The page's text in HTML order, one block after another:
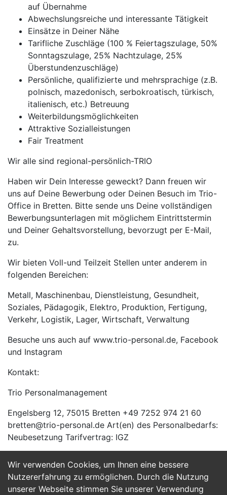
Wir verwenden Cookies, um Ihnen eine bessere
Nutzererfahrung zu ermöglichen. Durch die Nutzung
unserer Webseite stimmen Sie unserer Verwendung
auf Übernahme
Abwechslungsreiche und interessante Tätigkeit
Einsätze in Deiner Nähe
Tarifliche Zuschläge (100 % Feiertagszulage, 50%
Sonntagszulage, 25% Nachtzulage, 25%
Überstundenzuschläge)
Persönliche, qualifizierte und mehrsprachige (z.B.
polnisch, mazedonisch, serbokroatisch, türkisch,
italienisch, etc.) Betreuung
Weiterbildungsmöglichkeiten
Attraktive Sozialleistungen
Fair Treatment
Wir alle sind regional-persönlich-TRIO
Haben wir Dein Interesse geweckt? Dann freuen wir
uns auf Deine Bewerbung oder Deinen Besuch im Trio-
Office in Bretten. Bitte sende uns Deine vollständigen
Bewerbungsunterlagen mit möglichem Eintrittstermin
und Deiner Gehaltsvorstellung, bevorzugt per E-Mail,
zu.
Wir bieten Voll-und Teilzeit Stellen unter anderem in
folgenden Bereichen:
Metall, Maschinenbau, Dienstleistung, Gesundheit,
Soziales, Pädagogik, Elektro, Produktion, Fertigung,
Verkehr, Logistik, Lager, Wirtschaft, Verwaltung
Besuche uns auch auf www.trio-personal.de, Facebook
und Instagram
Kontakt:
Trio Personalmanagement
Engelsberg 12, 75015 Bretten +49 7252 974 21 60
bretten@trio-personal.de Art(en) des Personalbedarfs:
Neubesetzung Tarifvertrag: IGZ
Jetzt Bewerben